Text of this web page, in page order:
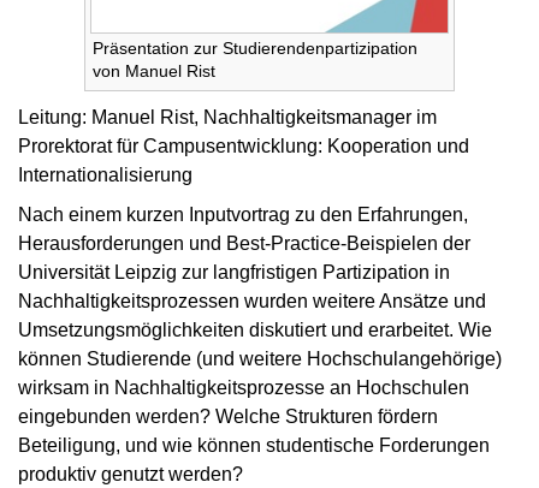
Präsentation zur Studierendenpartizipation
von Manuel Rist
Leitung: Manuel Rist, Nachhaltigkeitsmanager im
Prorektorat für Campusentwicklung: Kooperation und
Internationalisierung
Nach einem kurzen Inputvortrag zu den Erfahrungen,
Herausforderungen und Best-Practice-Beispielen der
Universität Leipzig zur langfristigen Partizipation in
Nachhaltigkeitsprozessen wurden weitere Ansätze und
Umsetzungsmöglichkeiten diskutiert und erarbeitet. Wie
können Studierende (und weitere Hochschulangehörige)
wirksam in Nachhaltigkeitsprozesse an Hochschulen
eingebunden werden? Welche Strukturen fördern
Beteiligung, und wie können studentische Forderungen
produktiv genutzt werden?